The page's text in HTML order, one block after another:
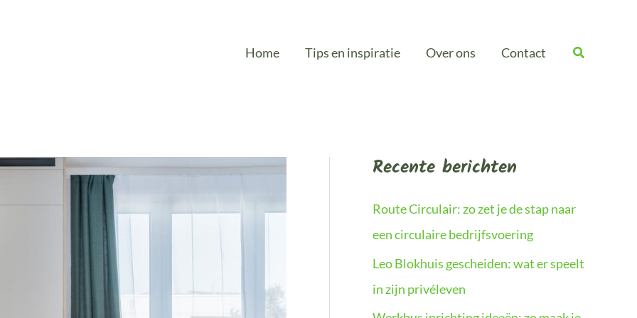
Home Tips en inspiratie Over ons Contact
Recente berichten
Route Circulair: zo zet je de stap naar
een circulaire bedrijfsvoering
Leo Blokhuis gescheiden: wat er speelt
in zijn privéleven